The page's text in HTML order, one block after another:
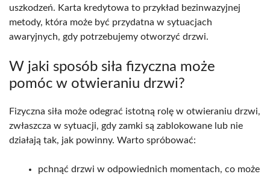
uszkodzeń. Karta kredytowa to przykład bezinwazyjnej
metody, która może być przydatna w sytuacjach
awaryjnych, gdy potrzebujemy otworzyć drzwi.
W jaki sposób siła fizyczna może
pomóc w otwieraniu drzwi?
Fizyczna siła może odegrać istotną rolę w otwieraniu drzwi,
zwłaszcza w sytuacji, gdy zamki są zablokowane lub nie
działają tak, jak powinny. Warto spróbować:
pchnąć drzwi w odpowiednich momentach, co może